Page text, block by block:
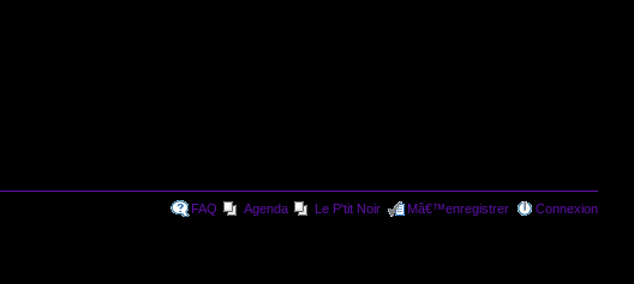
FAQ Agenda Le P'tit Noir Mâ€™enregistrer Connexion